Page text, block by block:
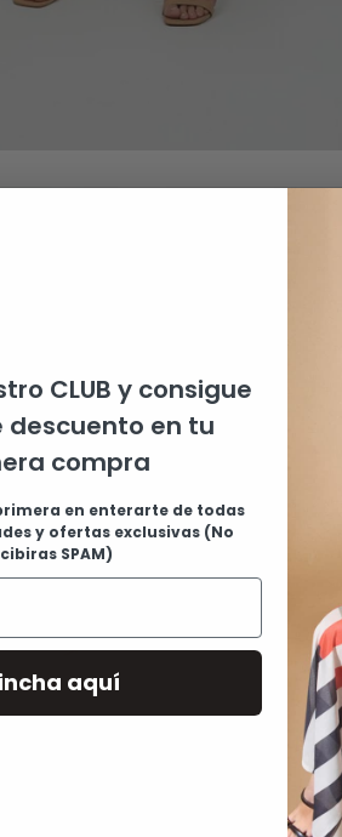
CLUB y consigue
descuento en tu
compra
en enterarte de todas
y ofertas exclusivas (No
SPAM)
aquí